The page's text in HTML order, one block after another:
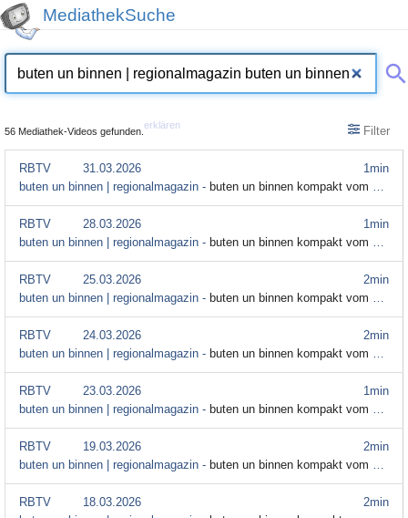
MediathekSuche
56 Mediathek-Videos gefunden.
erklären Filter
1min
RBTV
31.03.2026
buten un binnen | regionalmagazin - buten un binnen kompakt vom 31. März
1min
RBTV
28.03.2026
buten un binnen | regionalmagazin - buten un binnen kompakt vom 28. März
2min
RBTV
25.03.2026
buten un binnen | regionalmagazin - buten un binnen kompakt vom 25. März
2min
RBTV
24.03.2026
buten un binnen | regionalmagazin - buten un binnen kompakt vom 24. März
1min
RBTV
23.03.2026
buten un binnen | regionalmagazin - buten un binnen kompakt vom 23. März
2min
RBTV
19.03.2026
buten un binnen | regionalmagazin - buten un binnen kompakt vom 19. März
2min
RBTV
18.03.2026